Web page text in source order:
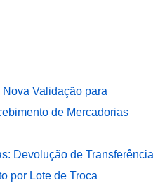
Validação para
de Mercadorias
Devolução de Transferência
por Lote de Troca